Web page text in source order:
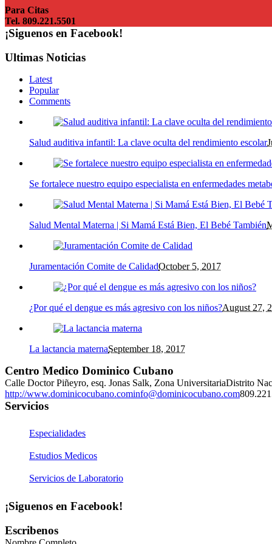
Para Citas
Tel. 809.221.5501
¡Siguenos en Facebook!
Ultimas Noticias
Latest
Popular
Comments
Salud auditiva infantil: La clave oculta del rendimiento escolar
Se fortalece nuestro equipo especialista en enfermedades
Salud Mental Materna | Si Mamá Está Bien, El Bebé También
Juramentación Comite de CalidadOctober 5, 2017
¿Por qué el dengue es más agresivo con los niños?August 27,
La lactancia maternaSeptember 18, 2017
Centro Medico Dominico Cubano
Calle Doctor Piñeyro, esq. Jonas Salk, Zona UniversitariaDistrito
http://www.dominicocubano.cominfo@dominicocubano.com
Servicios
Especialidades
Estudios Medicos
Servicios de Laboratorio
¡Siguenos en Facebook!
Escribenos